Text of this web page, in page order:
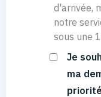
d'arrivée,
notre
sous une
Je
ma